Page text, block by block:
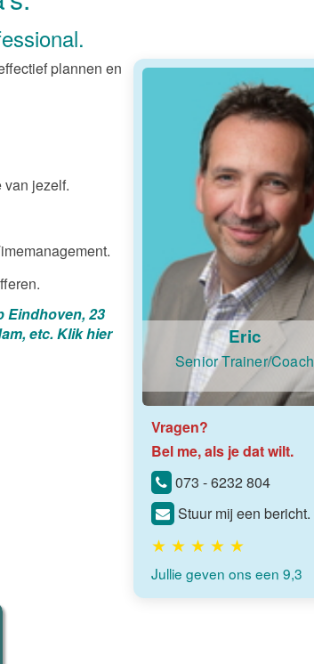
Eric
Senior Trainer/Coach
Vragen?
Bel me, als je dat wilt.
073 - 6232 804
Stuur mij een bericht.
★ ★ ★ ★ ★
Jullie geven ons een 9,3
plannen en
jezelf.
Eindhoven, 23
etc. Klik hier